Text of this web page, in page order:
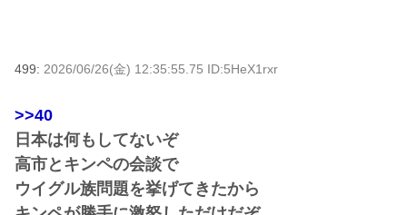
499: 2026/06/26(金) 12:35:55.75 ID:5HeX1rxr
>>40
日本は何もしてないぞ
高市とキンペの会談で
ウイグル族問題を挙げてきたから